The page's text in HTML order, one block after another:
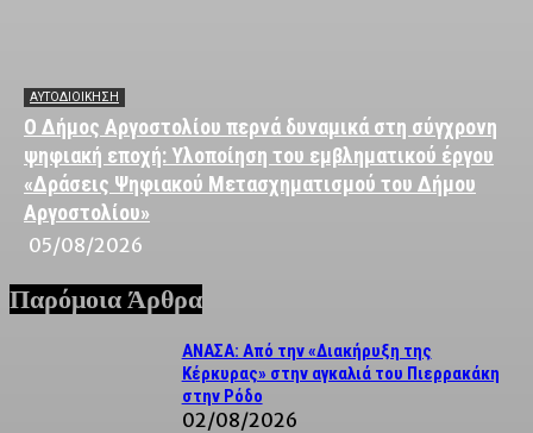
ΑΥΤΟΔΙΟΙΚΗΣΗ
Ο Δήμος Αργοστολίου περνά δυναμικά στη σύγχρονη
ψηφιακή εποχή: Υλοποίηση του εμβληματικού έργου
«Δράσεις Ψηφιακού Μετασχηματισμού του Δήμου
Αργοστολίου»
05/08/2026
Παρόμοια Άρθρα
ΑΝΑΣΑ: Από την «Διακήρυξη της
Κέρκυρας» στην αγκαλιά του Πιερρακάκη
στην Ρόδο
02/08/2026